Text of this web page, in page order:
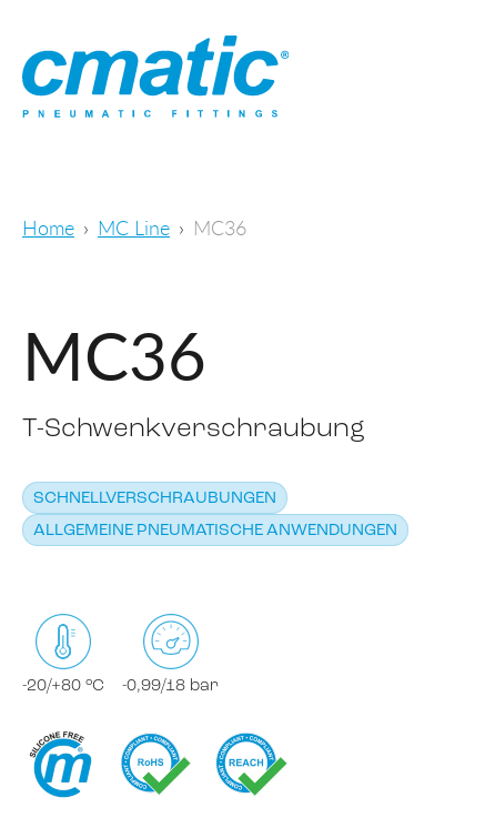
Home MC Line MC36
MC36
T-Schwenkverschraubung
SCHNELLVERSCHRAUBUNGEN
ALLGEMEINE PNEUMATISCHE ANWENDUNGEN
-20/+80 °C -0,99/18 bar